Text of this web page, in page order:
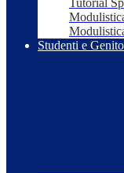
Tutorial
Studenti e